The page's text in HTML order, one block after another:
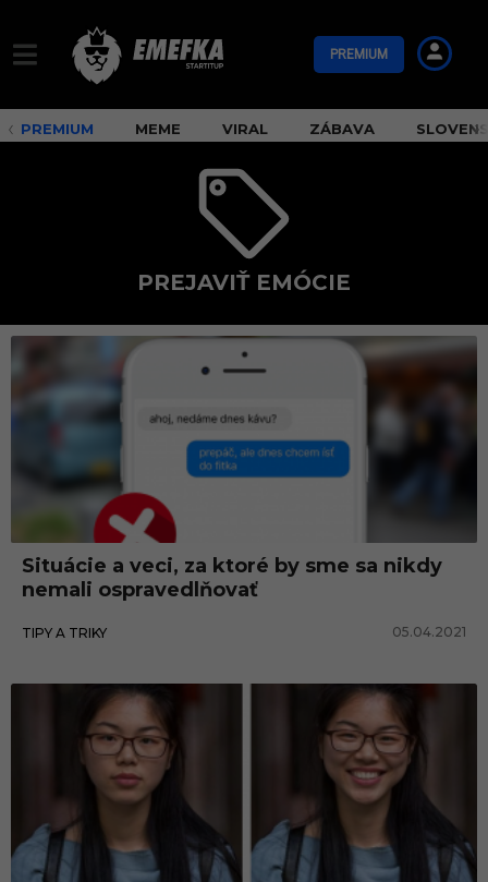
PREMIUM
PREMIUM MEME VIRAL ZÁBAVA
PREJAVIŤ EMÓCIE
p
r
e
a
v
i
ť
m
ó
Situácie a veci, za ktoré by sme sa nikdy
nemali ospravedlňovať
TIPY A TRIKY 05.04.2021